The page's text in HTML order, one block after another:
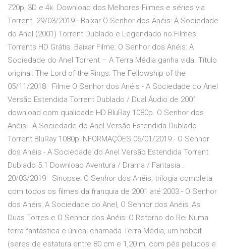
720p, 3D e 4k. Download dos Melhores Filmes e séries via
Torrent. 29/03/2019 · Baixar O Senhor dos Anéis: A Sociedade
do Anel (2001) Torrent Dublado e Legendado no Filmes
Torrents HD Grátis. Baixar Filme: O Senhor dos Anéis: A
Sociedade do Anel Torrent – A Terra Média ganha vida. Título
original: The Lord of the Rings: The Fellowship of the
05/11/2018 · Filme O Senhor dos Anéis - A Sociedade do Anel
Versão Estendida Torrent Dublado / Dual Áudio de 2001
download com qualidade HD BluRay 1080p. O Senhor dos
Anéis - A Sociedade do Anel Versão Estendida Dublado
Torrent BluRay 1080p INFORMAÇÕES 06/01/2019 - O Senhor
dos Anéis - A Sociedade do Anel Versão Estendida Torrent
Dublado 5.1 Download Aventura / Drama / Fantasia .
20/03/2019 · Sinopse: O Senhor dos Anéis, trilogia completa
com todos os filmes da franquia de 2001 até 2003 - O Senhor
dos Anéis: A Sociedade do Anel, O Senhor dos Anéis: As
Duas Torres e O Senhor dos Anéis: O Retorno do Rei.Numa
terra fantástica e única, chamada Terra-Média, um hobbit
(seres de estatura entre 80 cm e 1,20 m, com pés peludos e